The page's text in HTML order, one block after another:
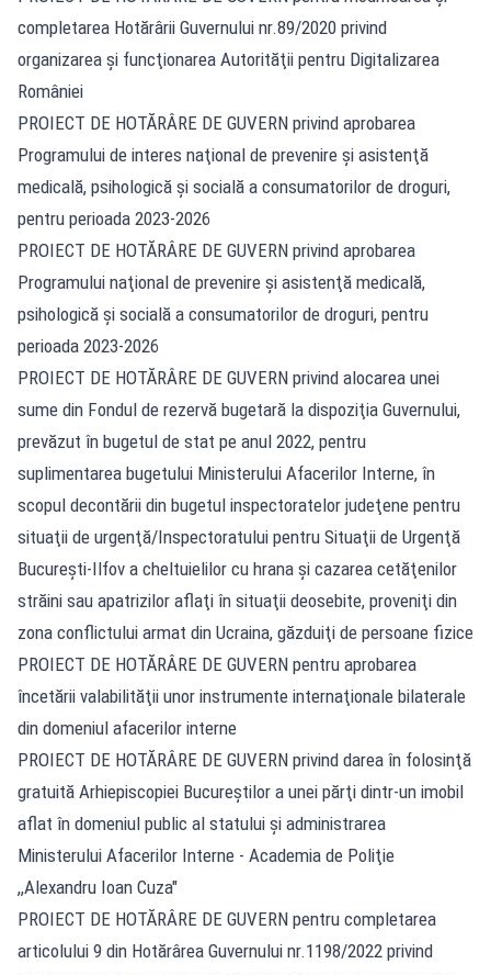
completarea Hotărârii Guvernului nr.89/2020 privind
organizarea şi funcţionarea Autorităţii pentru Digitalizarea
României
PROIECT DE HOTĂRÂRE DE GUVERN privind aprobarea
Programului de interes naţional de prevenire şi asistenţă
medicală, psihologică şi socială a consumatorilor de droguri,
pentru perioada 2023-2026
PROIECT DE HOTĂRÂRE DE GUVERN privind aprobarea
Programului naţional de prevenire şi asistenţă medicală,
psihologică şi socială a consumatorilor de droguri, pentru
perioada 2023-2026
PROIECT DE HOTĂRÂRE DE GUVERN privind alocarea unei
sume din Fondul de rezervă bugetară la dispoziţia Guvernului,
prevăzut în bugetul de stat pe anul 2022, pentru
suplimentarea bugetului Ministerului Afacerilor Interne, în
scopul decontării din bugetul inspectoratelor judeţene pentru
situaţii de urgenţă/Inspectoratului pentru Situaţii de Urgenţă
Bucureşti-Ilfov a cheltuielilor cu hrana şi cazarea cetăţenilor
străini sau apatrizilor aflaţi în situaţii deosebite, proveniţi din
zona conflictului armat din Ucraina, găzduiţi de persoane fizice
PROIECT DE HOTĂRÂRE DE GUVERN pentru aprobarea
încetării valabilităţii unor instrumente internaţionale bilaterale
din domeniul afacerilor interne
PROIECT DE HOTĂRÂRE DE GUVERN privind darea în folosinţă
gratuită Arhiepiscopiei Bucureştilor a unei părţi dintr-un imobil
aflat în domeniul public al statului şi administrarea
Ministerului Afacerilor Interne - Academia de Poliţie
,,Alexandru Ioan Cuza"
PROIECT DE HOTĂRÂRE DE GUVERN pentru completarea
articolului 9 din Hotărârea Guvernului nr.1198/2022 privind